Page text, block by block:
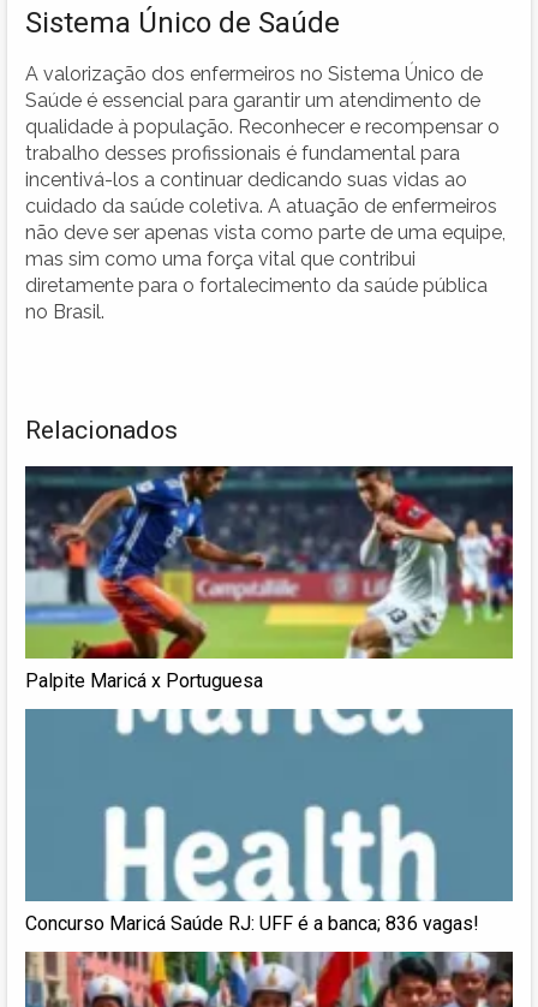
Sistema Único de Saúde
A valorização dos enfermeiros no Sistema Único de
Saúde é essencial para garantir um atendimento de
qualidade à população. Reconhecer e recompensar o
trabalho desses profissionais é fundamental para
incentivá-los a continuar dedicando suas vidas ao
cuidado da saúde coletiva. A atuação de enfermeiros
não deve ser apenas vista como parte de uma equipe,
mas sim como uma força vital que contribui
diretamente para o fortalecimento da saúde pública
no Brasil.
Relacionados
Palpite Maricá x Portuguesa
Concurso Maricá Saúde RJ: UFF é a banca; 836 vagas!